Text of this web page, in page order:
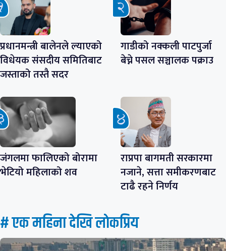
प्रधानमन्त्री बालेनले ल्याएको
विधेयक संसदीय समितिबाट
जस्ताको तस्तै सदर
गाडीको नक्कली पाटपुर्जा
बेच्ने पसल सञ्चालक पक्राउ
जंगलमा फालिएको बोरामा
भेटियो महिलाको शव
राप्रपा बागमती सरकारमा
नजाने, सत्ता समीकरणबाट
टाढै रहने निर्णय
# एक महिना देखि लाेकप्रिय